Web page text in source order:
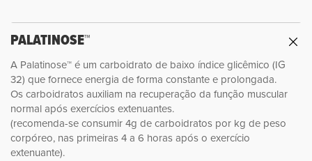
PALATINOSE™
A Palatinose™ é um carboidrato de baixo índice glicêmico (IG
32) que fornece energia de forma constante e prolongada.
Os carboidratos auxiliam na recuperação da função muscular
normal após exercícios extenuantes.
(recomenda-se consumir 4g de carboidratos por kg de peso
corpóreo, nas primeiras 4 a 6 horas após o exercício
extenuante).